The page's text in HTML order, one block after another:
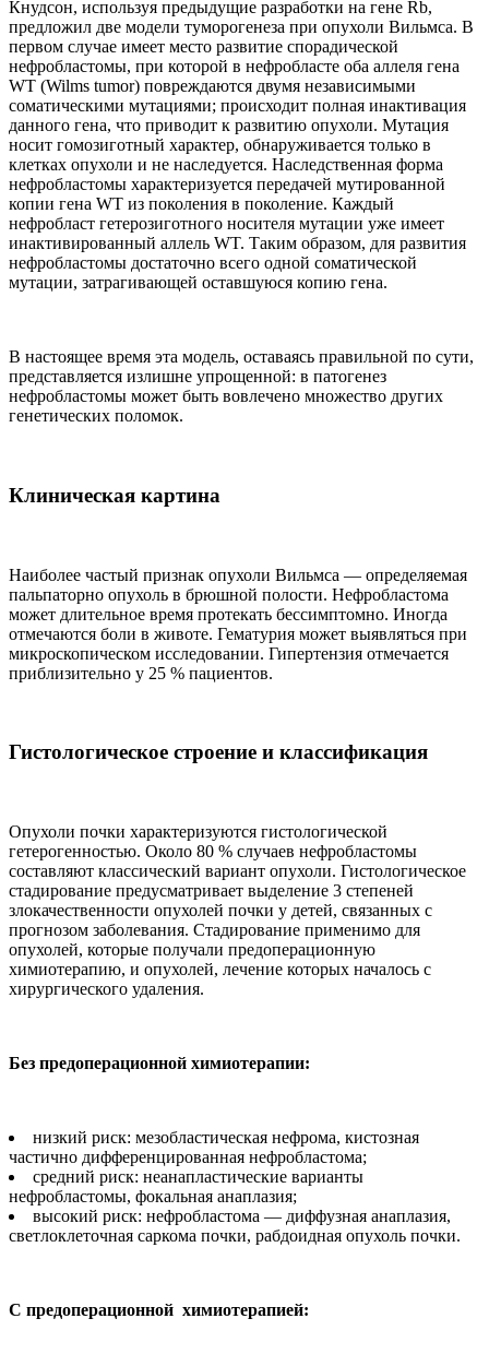
Кнудсон, используя предыдущие разработки на гене Rb,
предложил две модели туморогенеза при опухоли Вильмса. В
первом случае имеет место развитие спорадической
нефробластомы, при которой в нефробласте оба аллеля гена
WT (Wilms tumor) повреждаются двумя независимыми
соматическими мутациями; происходит полная инактивация
данного гена, что приводит к развитию опухоли. Мутация
носит гомозиготный характер, обнаруживается только в
клетках опухоли и не наследуется. Наследственная форма
нефробластомы характеризуется передачей мутированной
копии гена WT из поколения в поколение. Каждый
нефробласт гетерозиготного носителя мутации уже имеет
инактивированный аллель WT. Таким образом, для развития
нефробластомы достаточно всего одной соматической
мутации, затрагивающей оставшуюся копию гена.
В настоящее время эта модель, оставаясь правильной по сути,
представляется излишне упрощенной: в патогенез
нефробластомы может быть вовлечено множество других
генетических поломок.
Клиническая картина
Наиболее частый признак опухоли Вильмса — определяемая
пальпаторно опухоль в брюшной полости. Нефробластома
может длительное время протекать бессимптомно. Иногда
отмечаются боли в животе. Гематурия может выявляться при
микроскопическом исследовании. Гипертензия отмечается
приблизительно у 25 % пациентов.
Гистологическое строение и классификация
Опухоли почки характеризуются гистологической
гетерогенностью. Около 80 % случаев нефробластомы
составляют классический вариант опухоли. Гистологическое
стадирование предусматривает выделение 3 степеней
злокачественности опухолей почки у детей, связанных с
прогнозом заболевания. Стадирование применимо для
опухолей, которые получали предоперационную
химиотерапию, и опухолей, лечение которых началось с
хирургического удаления.
Без предоперационной химиотерапии:
низкий риск: мезобластическая нефрома, кистозная
частично дифференцированная нефробластома;
средний риск: неанапластические варианты
нефробластомы, фокальная анаплазия;
высокий риск: нефробластома — диффузная анаплазия,
светлоклеточная саркома почки, рабдоидная опухоль почки.
С предоперационной химиотерапией: